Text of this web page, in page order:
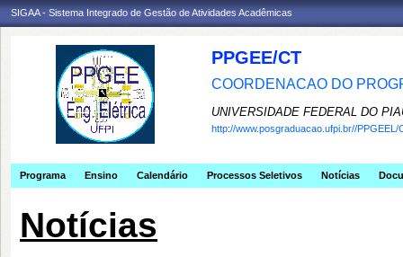
SIGAA - Sistema Integrado de Gestão de Atividades Acadêmicas
PPGEE/CT
COORDENACAO DO
UNIVERSIDADE FEDERAL DO
http://www.posgraduacao.ufpi.br//PPGEEL/
Programa Ensino Calendário Processos Seletivos Notícias
Notícias